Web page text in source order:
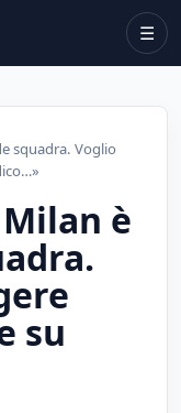
☰
squadra. Voglio
è
su